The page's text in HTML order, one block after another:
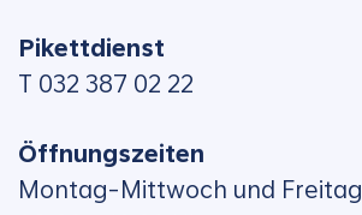
Pikettdienst
T 032 387 02 22
Öffnungszeiten
Montag-Mittwoch und Freitag